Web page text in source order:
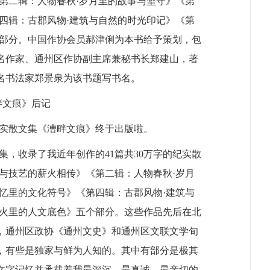
辑：古郡风物·建筑与自然的时光印记》《第
分。中国作协会员郝津俐为本书给予策划，包
家、通州区作协副主席兼秘书长郑建山，著
法家郑景泉为该书题写书名。
文痕》后记
散文集《漕畔文痕》终于出版啦。
，收录了我近年创作的41篇共30万字的纪实散
技艺的薪火相传》《第二辑：人物春秋·岁月
里的文化符号》《第四辑：古郡风物·建筑与
里的人文底色》五个部分。这些作品先后在北
州区政协《通州文史》和通州区文联文学旬
些是独家与鲜为人知的。其中有部分是极其